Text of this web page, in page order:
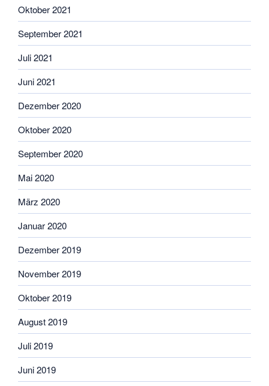
Oktober 2021
September 2021
Juli 2021
Juni 2021
Dezember 2020
Oktober 2020
September 2020
Mai 2020
März 2020
Januar 2020
Dezember 2019
November 2019
Oktober 2019
August 2019
Juli 2019
Juni 2019